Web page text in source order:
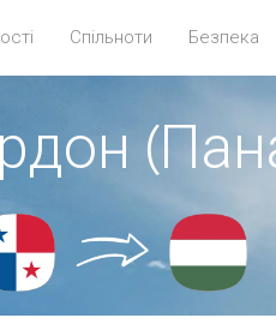
Спільноти Безпека